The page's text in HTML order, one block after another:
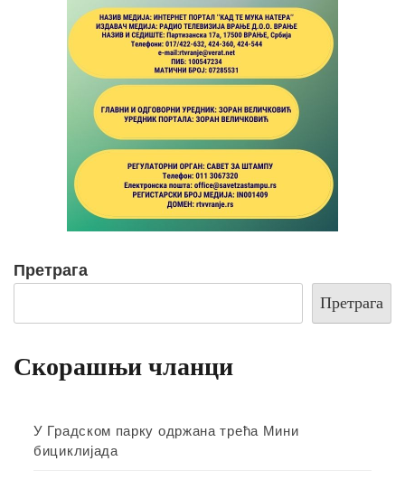
Претрага
Претрага
Скорашњи чланци
У Градском парку одржана трећа Мини
бициклијада